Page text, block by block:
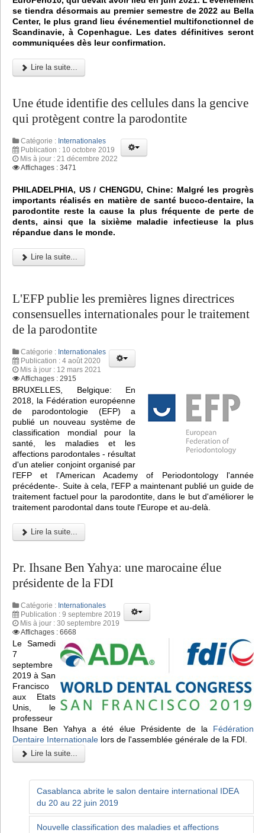
se tiendra désormais au premier semestre de 2022 au Bella
Center, le plus grand lieu événementiel multifonctionnel de
Scandinavie, à Copenhague. Les dates définitives seront
communiquées dès leur confirmation.
Lire la suite...
Une étude identifie des cellules dans la gencive
qui protègent contre la parodontite
Catégorie : Internationales
Publication : 10 octobre 2019
Mis à jour : 21 décembre 2022
Affichages : 3471
PHILADELPHIA, US / CHENGDU, Chine: Malgré les progrès
importants réalisés en matière de santé bucco-dentaire, la
parodontite reste la cause la plus fréquente de perte de
dents, ainsi que la sixième maladie infectieuse la plus
répandue dans le monde.
Lire la suite...
L'EFP publie les premières lignes directrices
consensuelles internationales pour le traitement
de la parodontite
Catégorie : Internationales
Publication : 4 août 2020
Mis à jour : 12 mars 2021
Affichages : 2915
BRUXELLES, Belgique: En
2018, la Fédération européenne
de parodontologie (EFP) a
publié un nouveau système de
classification mondial pour la
santé, les maladies et les
affections parodontales - résultat
d'un atelier conjoint organisé par
l'EFP et l'American Academy of Periodontology l'année
précédente-. Suite à cela, l'EFP a maintenant publié un guide de
traitement factuel pour la parodontite, dans le but d'améliorer le
traitement parodontal dans toute l'Europe et au-delà.
Lire la suite...
Pr. Ihsane Ben Yahya: une marocaine élue
présidente de la FDI
Catégorie : Internationales
Publication : 9 septembre 2019
Mis à jour : 30 septembre 2019
Affichages : 6668
Le Samedi
7
septembre
2019 à San
Francisco
aux Etats
Unis, le
professeur
Ihsane Ben Yahya a été élue Présidente de la Fédération
Dentaire Internationale lors de l'assemblée générale de la FDI.
Lire la suite...
Casablanca abrite le salon dentaire international IDEA
du 20 au 22 juin 2019
Nouvelle classification des maladies et affections